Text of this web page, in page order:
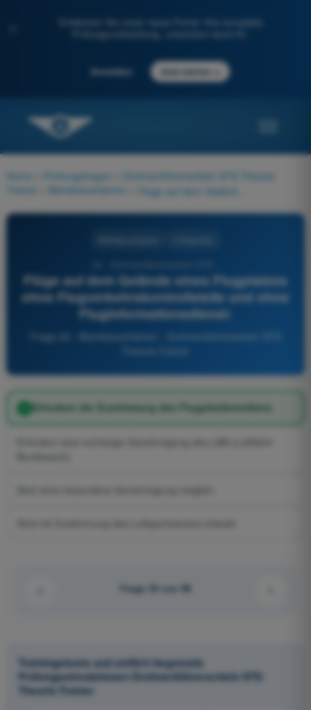
Entdecken Sie unser neues Portal: Ihre komplette
Prüfungsvorbereitung, unterstützt durch KI.
Anmelden Jetzt starten
Home Prüfungsfragen
Drohnenführerschein STS Theorie-
Trainer
Betriebsverfahren
Flüge auf dem Gelände eines Flugplatzes
ohne Flugverkehrskontrollstelle und ohne
Fluginformationsdienst:
Frage 23 - Betriebsverfahren - Drohnenführerschein STS
Erfordern die Zustimmung des Flugplatzbetreibers.
Frage 23 von 96
Trainingstests und zeitlich begrenzte
Prüfungssimulationen Drohnenführerschein STS
Theorie-Trainer